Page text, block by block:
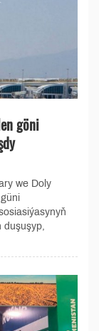
göni
we Doly
duşuşyp,